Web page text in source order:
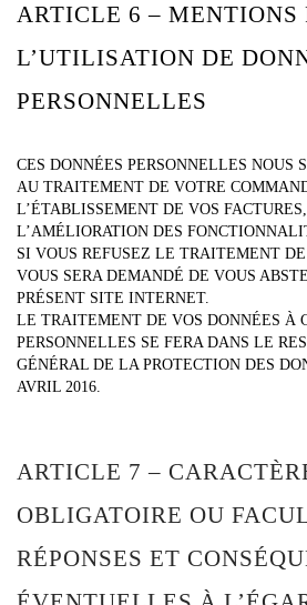
ARTICLE 6 – MENTIONS
L’UTILISATION DE
PERSONNELLES
CES DONNÉES PERSONNELLES NOUS
AU TRAITEMENT DE VOTRE
L’ÉTABLISSEMENT DE VOS
L’AMÉLIORATION DES
SI VOUS REFUSEZ LE TRAITEMENT
VOUS SERA DEMANDÉ DE VOUS
PRÉSENT SITE INTERNET.
LE TRAITEMENT DE VOS DONNÉES À
PERSONNELLES SE FERA DANS LE
GÉNÉRAL DE LA PROTECTION DES
AVRIL 2016.
ARTICLE 7 –
OBLIGATOIRE OU
RÉPONSES ET